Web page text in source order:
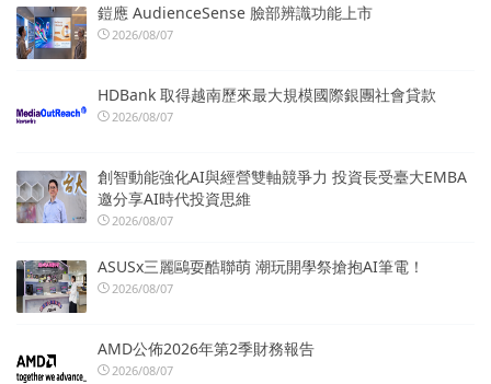
鎧應 AudienceSense 臉部辨識功能上市
2026/08/07
HDBank 取得越南歷來最大規模國際銀團社會貸款
2026/08/07
創智動能強化AI與經營雙軸競爭力 投資長受臺大EMBA
邀分享AI時代投資思維
2026/08/07
ASUSx三麗鷗耍酷聯萌 潮玩開學祭搶抱AI筆電！
2026/08/07
AMD公佈2026年第2季財務報告
2026/08/07